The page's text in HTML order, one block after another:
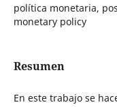
política monetaria,
monetary policy
Resumen
En este trabajo se